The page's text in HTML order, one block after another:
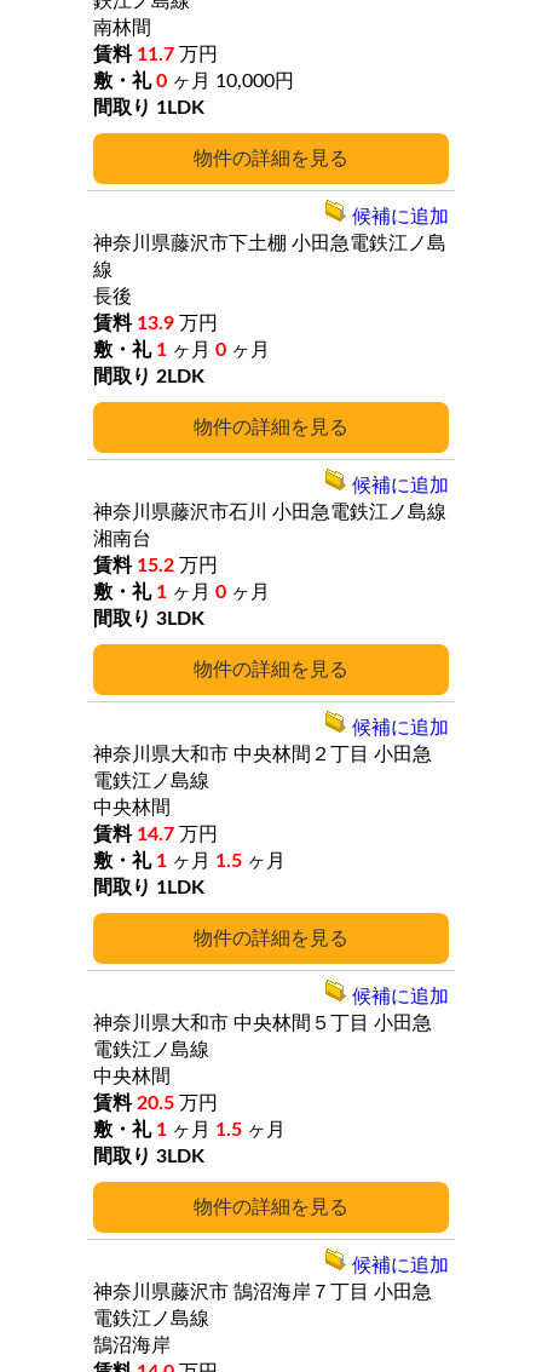
詳細
南林間
11.7 万円
0 ヶ月 10,000円
1LDK
詳細
神奈川県藤沢市下土棚 小田急電鉄江ノ島
線
長後
13.9 万円
1 ヶ月 0 ヶ月
2LDK
候補に追加
詳細
神奈川県藤沢市石川 小田急電鉄江ノ島線
湘南台
15.2 万円
1 ヶ月 0 ヶ月
3LDK
候補に追加
詳細
神奈川県大和市 中央林間２丁目 小田急
電鉄江ノ島線
中央林間
14.7 万円
1 ヶ月 1.5 ヶ月
1LDK
候補に追加
詳細
神奈川県大和市 中央林間５丁目 小田急
電鉄江ノ島線
中央林間
20.5 万円
1 ヶ月 1.5 ヶ月
3LDK
候補に追加
神奈川県藤沢市 鵠沼海岸７丁目 小田急
電鉄江ノ島線
鵠沼海岸
候補に追加